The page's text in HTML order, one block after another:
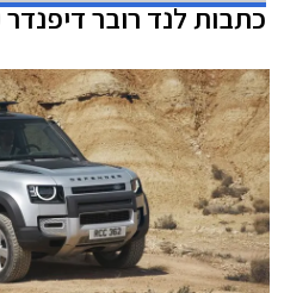
כתבותלנד רובר דיפנדר 110